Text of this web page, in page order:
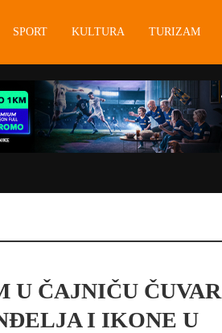
SPORT KULTURA TURIZAM
U ČAJNIČU ČUVAR
I IKONE U